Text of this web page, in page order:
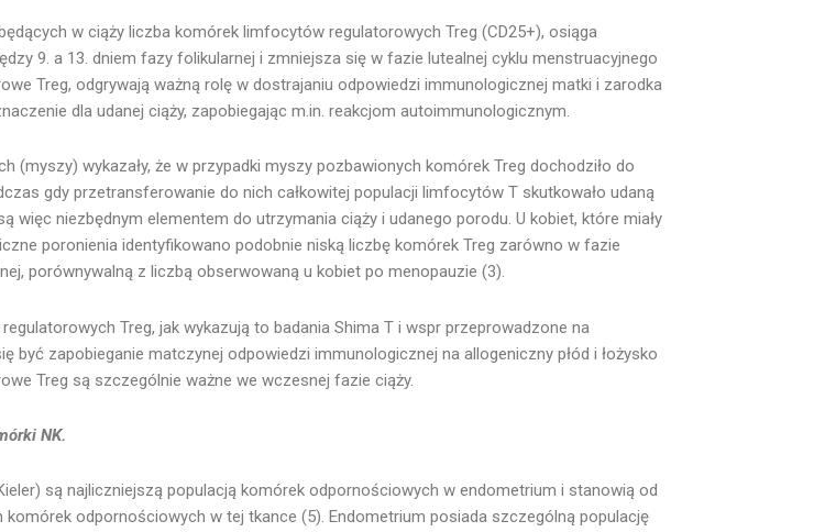
w ciąży liczba komórek limfocytów regulatorowych Treg (CD25+), osiąga
9. a 13. dniem fazy folikularnej i zmniejsza się w fazie lutealnej cyklu menstruacyjnego
Treg, odgrywają ważną rolę w dostrajaniu odpowiedzi immunologicznej matki i zarodka
dla udanej ciąży, zapobiegając m.in. reakcjom autoimmunologicznym.
(myszy) wykazały, że w przypadki myszy pozbawionych komórek Treg dochodziło do
gdy przetransferowanie do nich całkowitej populacji limfocytów T skutkowało udaną
więc niezbędnym elementem do utrzymania ciąży i udanego porodu. U kobiet, które miały
poronienia identyfikowano podobnie niską liczbę komórek Treg zarówno w fazie
porównywalną z liczbą obserwowaną u kobiet po menopauzie (3).
Treg, jak wykazują to badania Shima T i wspr przeprowadzone na
być zapobieganie matczynej odpowiedzi immunologicznej na allogeniczny płód i łożysko
Treg są szczególnie ważne we wczesnej fazie ciąży.
NK.
są najliczniejszą populacją komórek odpornościowych w endometrium i stanowią od
komórek odpornościowych w tej tkance (5). Endometrium posiada szczególną populację